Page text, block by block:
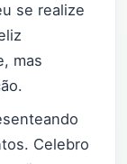
se realize
mas
Celebro